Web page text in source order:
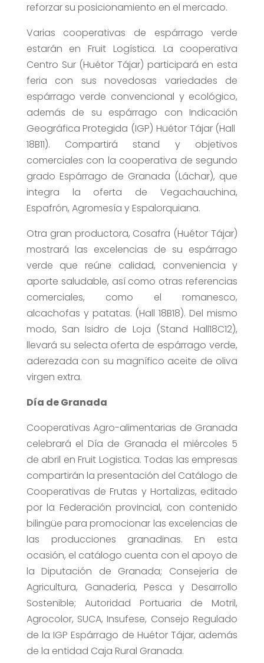
reforzar su posicionamiento en el mercado.
Varias cooperativas de espárrago verde
estarán en Fruit Logística. La cooperativa
Centro Sur (Huétor Tájar) participará en esta
feria con sus novedosas variedades de
espárrago verde convencional y ecológico,
además de su espárrago con Indicación
Geográfica Protegida (IGP) Huétor Tájar (Hall
18B11). Compartirá stand y objetivos
comerciales con la cooperativa de segundo
grado Espárrago de Granada (Láchar), que
integra la oferta de Vegachauchina,
Espafrón, Agromesía y Espalorquiana.
Otra gran productora, Cosafra (Huétor Tájar)
mostrará las excelencias de su espárrago
verde que reúne calidad, conveniencia y
aporte saludable, así como otras referencias
comerciales, como el romanesco,
alcachofas y patatas. (Hall 18B18). Del mismo
modo, San Isidro de Loja (Stand Hall18C12),
llevará su selecta oferta de espárrago verde,
aderezada con su magnífico aceite de oliva
virgen extra.
Día de Granada
Cooperativas Agro-alimentarias de Granada
celebrará el Día de Granada el miércoles 5
de abril en Fruit Logistica. Todas las empresas
compartirán la presentación del Catálogo de
Cooperativas de Frutas y Hortalizas, editado
por la Federación provincial, con contenido
bilingüe para promocionar las excelencias de
las producciones granadinas. En esta
ocasión, el catálogo cuenta con el apoyo de
la Diputación de Granada; Consejería de
Agricultura, Ganadería, Pesca y Desarrollo
Sostenible; Autoridad Portuaria de Motril,
Agrocolor, SUCA, Insufese, Consejo Regulado
de la IGP Espárrago de Huétor Tájar, además
de la entidad Caja Rural Granada.